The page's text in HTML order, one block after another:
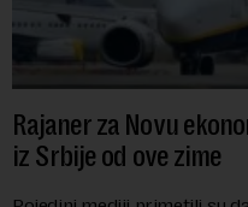
Rajaner za Novu
iz Srbije od ove zime